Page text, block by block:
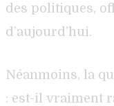
des politiques,
d’aujourd’hui.
Néanmoins, la
: est-il vraiment